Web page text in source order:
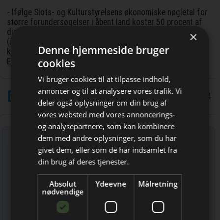
Bliv opdateret hver dag
Få de vigtigste nyheder om
byggebranchen
direkte i din indbakke
- Ifølge Slots- og Kulturstyrelsens økonomiske nøgletal for
større forundersøgelser i åbent land koster 50 procent af
disse forundersøgelser under 3,28 kroner pr kvadratmeter.
(inklusive moms), mens 90 procent koster under 6,29
kroner pr kvadratmeter (inklusive moms), oplyser Jakob
Engel-Schmidt.
LinkedIn
Del 11/12 2024
Tilmeld nyhedsbrev
Indtast din e-mail-adresse herunder.
Læs mere om udsendelsestidspunkter og afmelding her
×
Denne hjemmeside bruger
cookies
Vi bruger cookies til at tilpasse indhold,
annoncer og til at analysere vores trafik. Vi
deler også oplysninger om din brug af
vores websted med vores annoncerings-
og analysepartnere, som kan kombinere
dem med andre oplysninger, som du har
givet dem, eller som de har indsamlet fra
din brug af deres tjenester.
Absolut
nødvendige
Ydeevne Målretning